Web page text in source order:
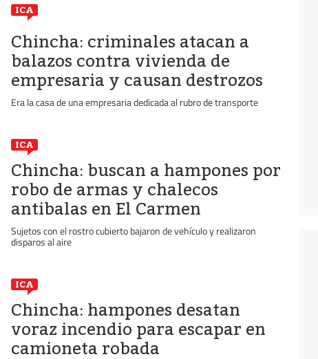
ICA
Chincha: criminales atacan a
balazos contra vivienda de
empresaria y causan destrozos
Era la casa de una empresaria dedicada al rubro de transporte
ICA
Chincha: buscan a hampones por
robo de armas y chalecos
antibalas en El Carmen
Sujetos con el rostro cubierto bajaron de vehículo y realizaron
disparos al aire
ICA
Chincha: hampones desatan
voraz incendio para escapar en
camioneta robada